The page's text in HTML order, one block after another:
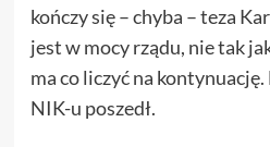
kończy się – chyba – teza
jest w mocy rządu, nie tak
ma co liczyć na
NIK-u poszedł.